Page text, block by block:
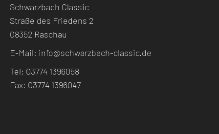
Schwarzbach Classic
Straße des Friedens 2
08352 Raschau
E-Mail: info@schwarzbach-classic.de
Tel: 03774 1396058
Fax: 03774 1396047